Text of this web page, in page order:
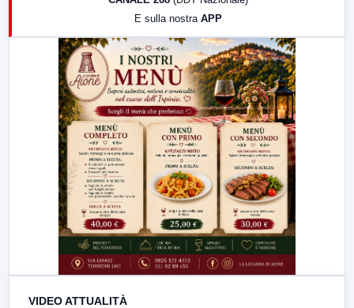
LabNews (replica)
E sulla nostra APP
VIDEO ATTUALITÀ